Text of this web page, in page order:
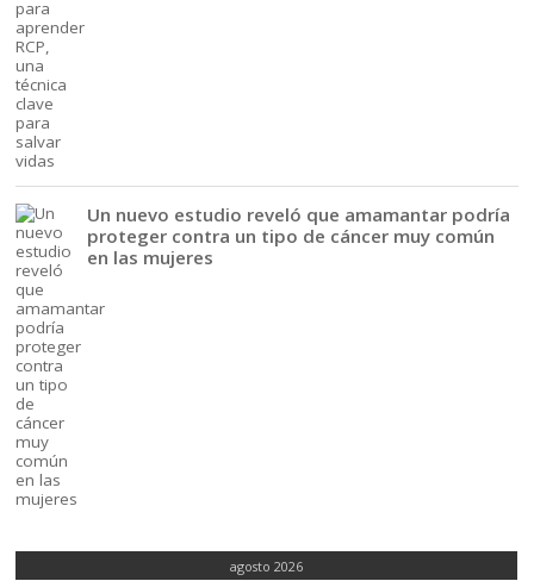
Un nuevo estudio reveló que amamantar podría
proteger contra un tipo de cáncer muy común
en las mujeres
agosto 2026